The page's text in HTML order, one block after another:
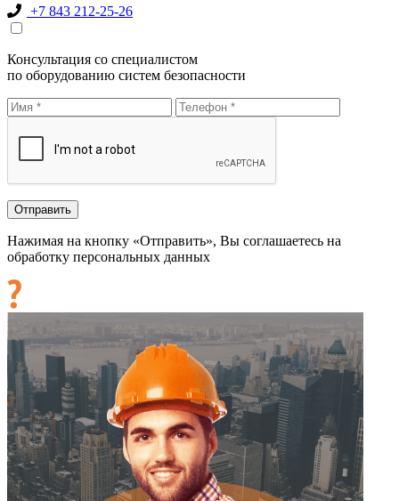
+7 843 212-25-26
Консультация со специалистом
по оборудованию систем безопасности
Нажимая на кнопку «Отправить», Вы соглашаетесь на
обработку персональных данных